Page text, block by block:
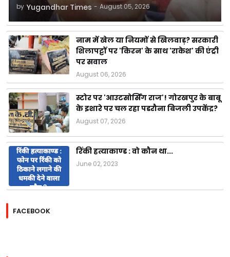
by Yugandhar Times - August 05, 2026
नाम में खेल या नियमों से खिलवाड़? सरकारी
शिलापट्टों पर 'किरन' के साथ 'राकेश' की एंट्री
पर सवाल
August 06, 2026
स्टोर पर 'आउटसोर्सिंग राज'! गोरखपुर के बाबू
के इशारे पर चल रहा पडरौना बिजली उपकेंद्र?
August 07, 2026
रिंकी हत्याकाण्ड : वो कौन था...
June 02, 2023
FACEBOOK